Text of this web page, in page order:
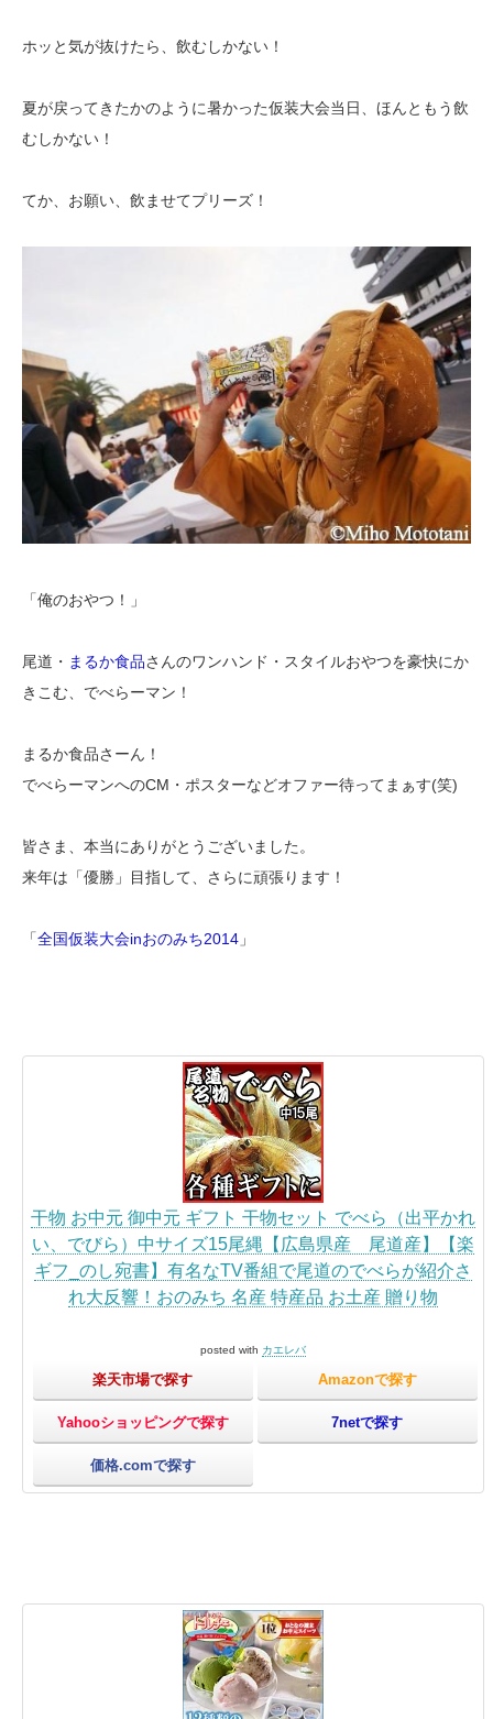
ホッと気が抜けたら、飲むしかない！
夏が戻ってきたかのように暑かった仮装大会当日、ほんともう飲
むしかない！
てか、お願い、飲ませてプリーズ！
「俺のおやつ！」
尾道・ まるか食品さんのワンハンド・スタイルおやつを豪快にか
きこむ、でべらーマン！
まるか食品さーん！
でべらーマンへのCM・ポスターなどオファー待ってまぁす(笑)
皆さま、本当にありがとうございました。
来年は「優勝」目指して、さらに頑張ります！
「全国仮装大会inおのみち2014 」
干物 お中元 御中元 ギフト 干物セット でべら（出平かれ
い、でびら）中サイズ15尾縄【広島県産 尾道産】【楽
ギフ_のし宛書】有名なTV番組で尾道のでべらが紹介さ
れ大反響！おのみち 名産 特産品 お土産 贈り物
posted with カエレバ
楽天市場で探す Amazonで探す
Yahooショッピングで探す 7netで探す
価格.comで探す